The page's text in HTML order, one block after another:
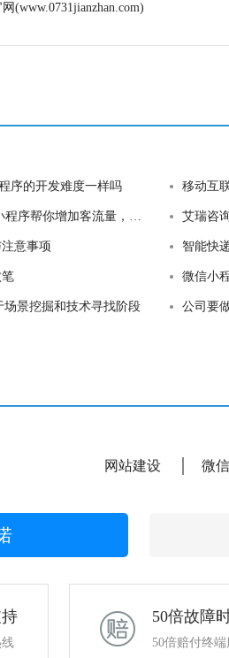
(www.0731jianzhan.com)
序的开发难度一样吗 移动互
你增加客流量，怎么做呢? 艾瑞咨
意事项 智能快
微信小程
景挖掘和技术寻找阶段 公司要做
网站建设 微
50倍故障
50倍赔付终